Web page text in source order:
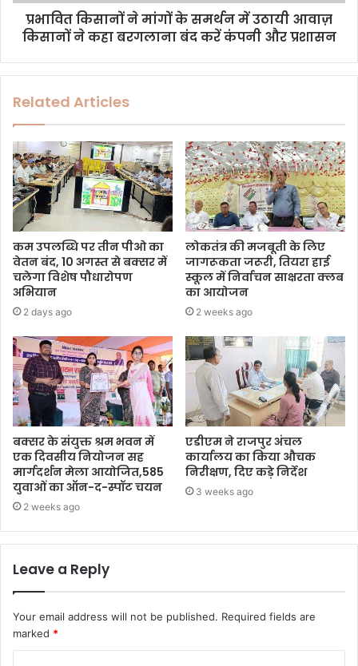
प्रभावित किसानों ने मांगों के समर्थन में उठायी आवाज़
किसानों ने कहा बरगलाना बंद करें कंपनी और प्रशासन
Related Articles
कम उपलब्धि पर तीन पीओ का
वेतन बंद, 10 अगस्त से बक्सर में
चलेगा विशेष पौधारोपण
अभियान
2 days ago
लोकतंत्र की मजबूती के लिए
जागरूकता जरूरी, तियरा हाई
स्कूल में निर्वाचन साक्षरता क्लब
का आयोजन
2 weeks ago
बक्सर के संयुक्त श्रम भवन में
एक दिवसीय नियोजन सह
मार्गदर्शन मेला आयोजित,585
युवाओं का ऑन-द-स्पॉट चयन
2 weeks ago
एडीएम ने राजपुर अंचल
कार्यालय का किया औचक
निरीक्षण, दिए कड़े निर्देश
3 weeks ago
Leave a Reply
Your email address will not be published. Required fields are
marked *